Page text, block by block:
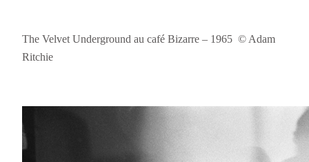
The Velvet Underground au café Bizarre – 1965 © Adam
Ritchie